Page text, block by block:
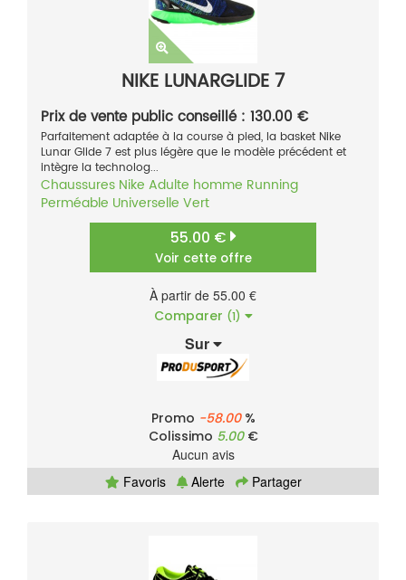
NIKE LUNARGLIDE 7
Prix de vente public conseillé : 130.00 €
Parfaitement adaptée à la course à pied, la basket Nike
Lunar Glide 7 est plus légère que le modèle précédent et
intègre la technolog...
Chaussures Nike Adulte homme Running
Perméable Universelle Vert
55.00 €
Voir cette offre
À partir de 55.00 €
Comparer (1)
Sur
Promo -58.00%
Colissimo 5.00€
Aucun avis
Favoris
Alerte Partager